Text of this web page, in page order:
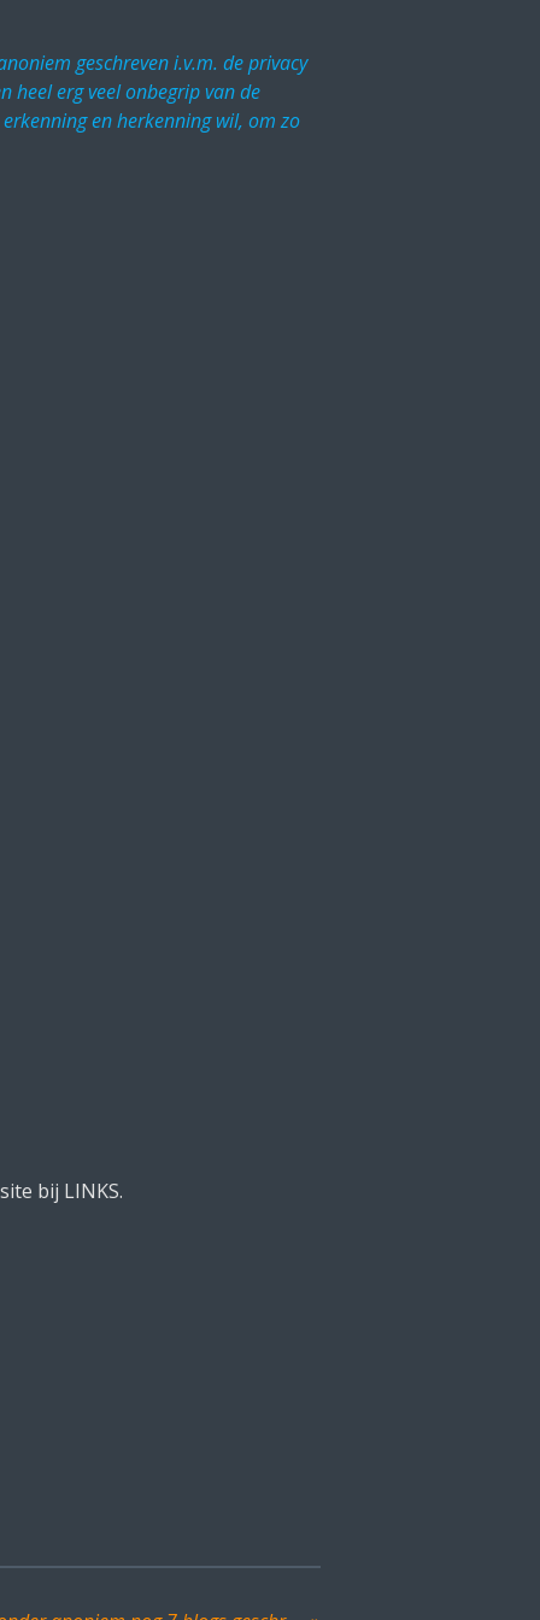
geschreven i.v.m. de privacy
heel erg veel onbegrip van de
en herkenning wil, om zo
bij LINKS.